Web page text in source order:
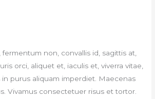
non, convallis id, sagittis at,
orci, aliquet et, iaculis et, viverra vitae,
in purus aliquam imperdiet. Maecenas
Vivamus consectetuer risus et tortor.